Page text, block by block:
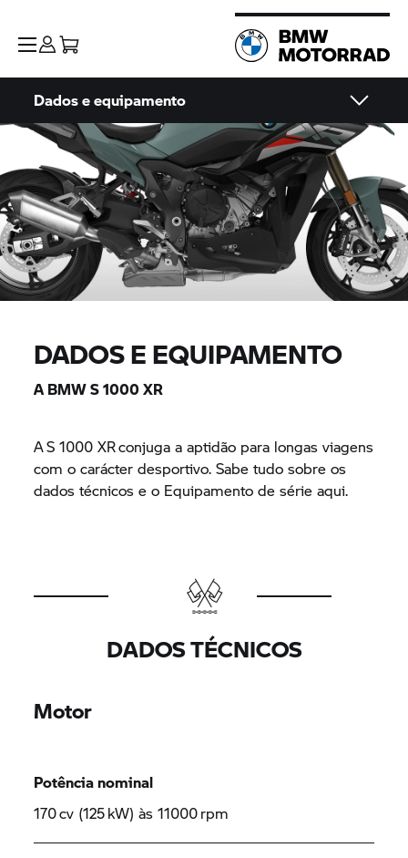
Dados e equipamento
DADOS E EQUIPAMENTO
A BMWS 1000 XR
AS 1000 XRconjuga a aptidão para longas viagens
com o carácter desportivo. Sabe tudo sobre os
dados técnicos e o Equipamento de série aqui.
DADOS TÉCNICOS
Motor
Potência nominal
170 cv (125 kW) às 11000 rpm